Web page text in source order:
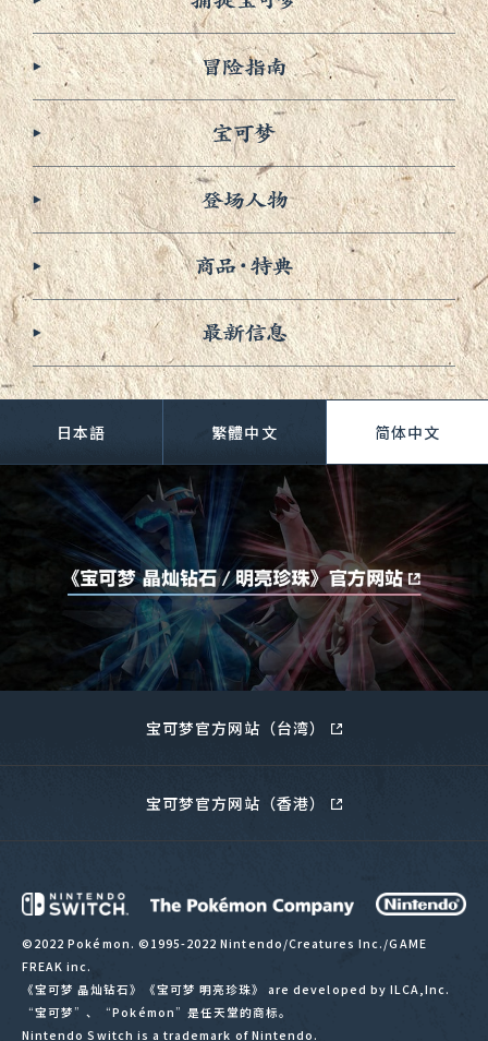
日本語 繁體中文 简体中文
宝可梦官方网站（台湾）
宝可梦官方网站（香港）
©2022 Pokémon. ©1995-2022 Nintendo/Creatures Inc./GAME
FREAK inc.
《宝可梦 晶灿钻石》《宝可梦 明亮珍珠》 are developed by ILCA,Inc.
“宝可梦”、“Pokémon”是任天堂的商标。
Nintendo Switch is a trademark of Nintendo.